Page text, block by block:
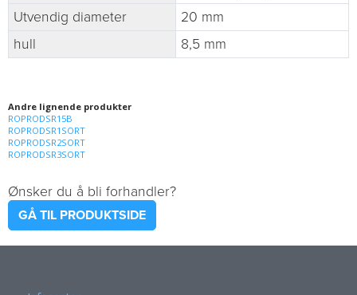
Utvendig diameter
20 mm
hull
8,5 mm
Andre lignende produkter
ROPRODSR15B
ROPRODSR1SORT
ROPRODSR2SORT
ROPRODSR3SORT
Ønsker du å bli forhandler?
GÅ TIL PRODUKTSIDE